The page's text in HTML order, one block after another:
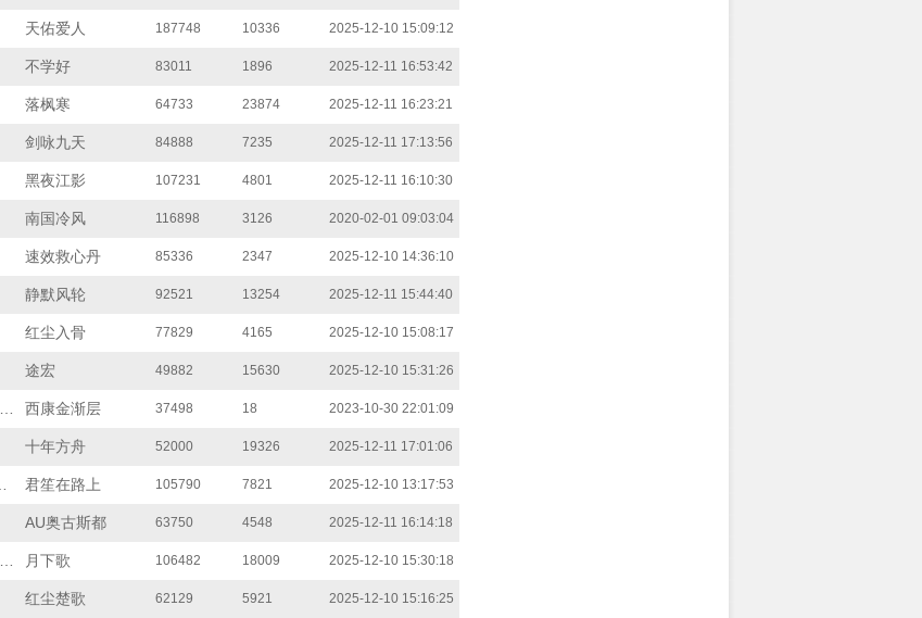
天佑爱人 187748 10336 2025-12-10 15:09:12
不学好 83011 1896 2025-12-11 16:53:42
落枫寒 64733 23874 2025-12-11 16:23:21
剑咏九天 84888 7235 2025-12-11 17:13:56
黑夜江影 107231 4801 2025-12-11 16:10:30
南国冷风 116898 3126 2020-02-01 09:03:04
速效救心丹 85336 2347 2025-12-10 14:36:10
静默风轮 92521 13254 2025-12-11 15:44:40
红尘入骨 77829 4165 2025-12-10 15:08:17
途宏 49882 15630 2025-12-10 15:31:26
西康金渐层 37498 18 2023-10-30 22:01:09
十年方舟 52000 19326 2025-12-11 17:01:06
君笙在路上 105790 7821 2025-12-10 13:17:53
AU奥古斯都 63750 4548 2025-12-11 16:14:18
月下歌 106482 18009 2025-12-10 15:30:18
红尘楚歌 62129 5921 2025-12-10 15:16:25